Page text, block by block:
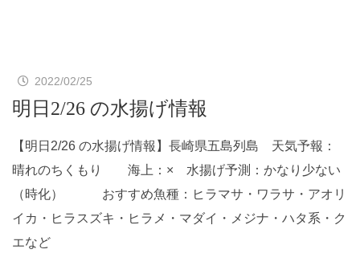
2022/02/25
明日2/26 の水揚げ情報
【明日2/26 の水揚げ情報】長崎県五島列島 天気予報：
晴れのちくもり 海上：× 水揚げ予測：かなり少ない
（時化） おすすめ魚種：ヒラマサ・ワラサ・アオリ
イカ・ヒラスズキ・ヒラメ・マダイ・メジナ・ハタ系・ク
エなど